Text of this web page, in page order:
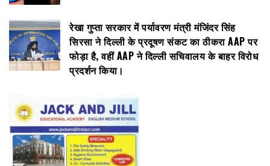
रेखा गुप्ता सरकार में पर्यावरण मंत्री मंजिंदर सिंह
सिरसा ने दिल्ली के प्रदूषण संकट का ठीकरा AAP पर
फोड़ा है, वहीं AAP ने दिल्ली सचिवालय के बाहर विरोध
प्रदर्शन किया।